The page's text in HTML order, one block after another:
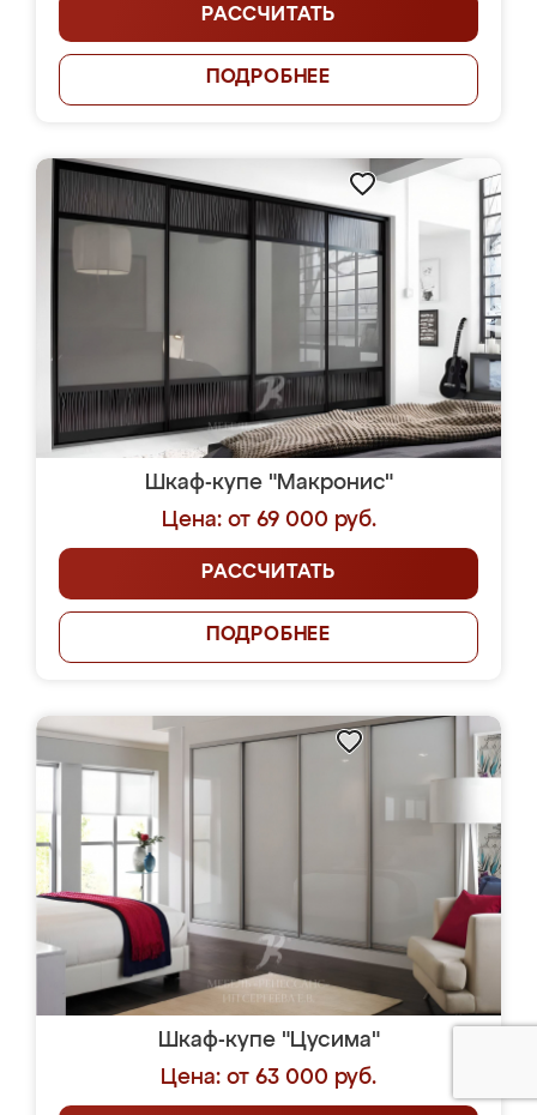
РАССЧИТАТЬ
ПОДРОБНЕЕ
Шкаф-купе "Макронис"
Цена: от 69 000 руб.
РАССЧИТАТЬ
ПОДРОБНЕЕ
Шкаф-купе "Цусима"
Цена: от 63 000 руб.